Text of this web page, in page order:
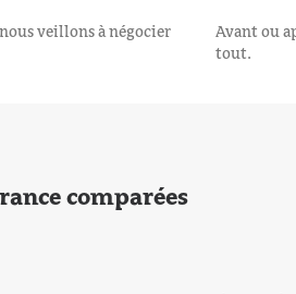
veillons à négocier
Avant ou
tout.
comparées